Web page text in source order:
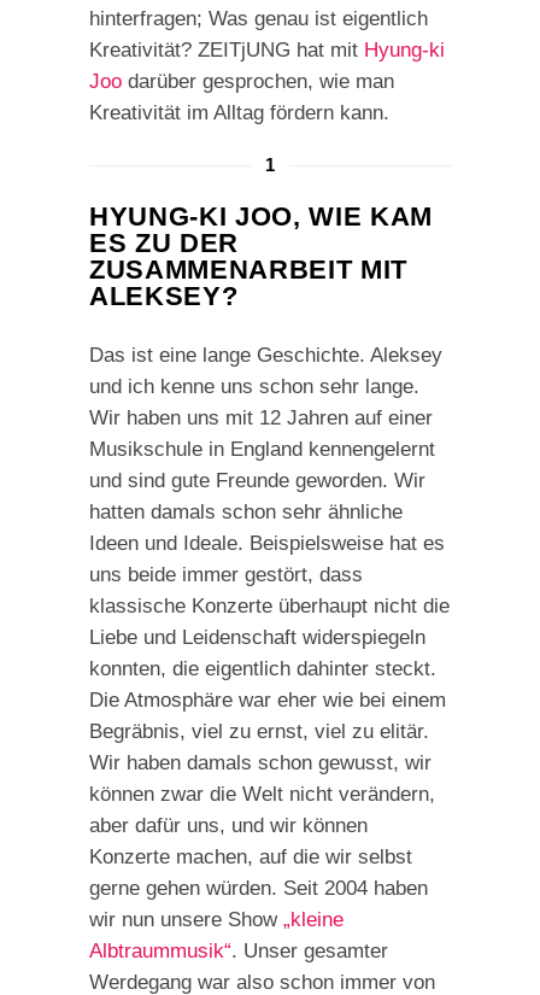
hinterfragen; Was genau ist eigentlich
Kreativität? ZEITjUNG hat mit Hyung-ki
Joo darüber gesprochen, wie man
Kreativität im Alltag fördern kann.
1
HYUNG-KI JOO, WIE KAM
ES ZU DER
ZUSAMMENARBEIT MIT
ALEKSEY?
Das ist eine lange Geschichte. Aleksey
und ich kenne uns schon sehr lange.
Wir haben uns mit 12 Jahren auf einer
Musikschule in England kennengelernt
und sind gute Freunde geworden. Wir
hatten damals schon sehr ähnliche
Ideen und Ideale. Beispielsweise hat es
uns beide immer gestört, dass
klassische Konzerte überhaupt nicht die
Liebe und Leidenschaft widerspiegeln
konnten, die eigentlich dahinter steckt.
Die Atmosphäre war eher wie bei einem
Begräbnis, viel zu ernst, viel zu elitär.
Wir haben damals schon gewusst, wir
können zwar die Welt nicht verändern,
aber dafür uns, und wir können
Konzerte machen, auf die wir selbst
gerne gehen würden. Seit 2004 haben
wir nun unsere Show „kleine
Albtraummusik“. Unser gesamter
Werdegang war also schon immer von